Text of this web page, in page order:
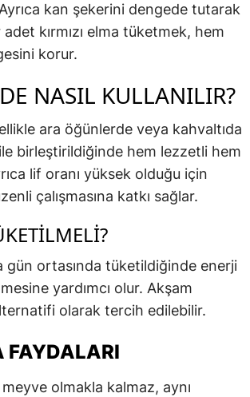
kan şekerini dengede tutarak
kırmızı elma tüketmek, hem
korur.
NASIL KULLANILIR?
ara öğünlerde veya kahvaltıda
birleştirildiğinde hem lezzetli hem
lif oranı yüksek olduğu için
çalışmasına katkı sağlar.
gün ortasında tüketildiğinde enerji
yardımcı olur. Akşam
olarak tercih edilebilir.
FAYDALARI
olmakla kalmaz, aynı